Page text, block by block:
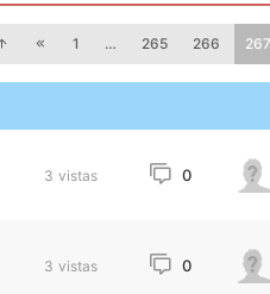
1 … 265 266 267
3 vistas 0
3 vistas 0